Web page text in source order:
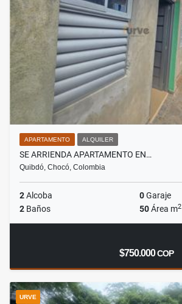
APARTAMENTO ALQUILER
SE ARRIENDA APARTAMENTO EN…
Quibdó, Chocó, Colombia
2Alcoba 0Garaje
2 Baños 50Área m2
$750.000COP
URVE